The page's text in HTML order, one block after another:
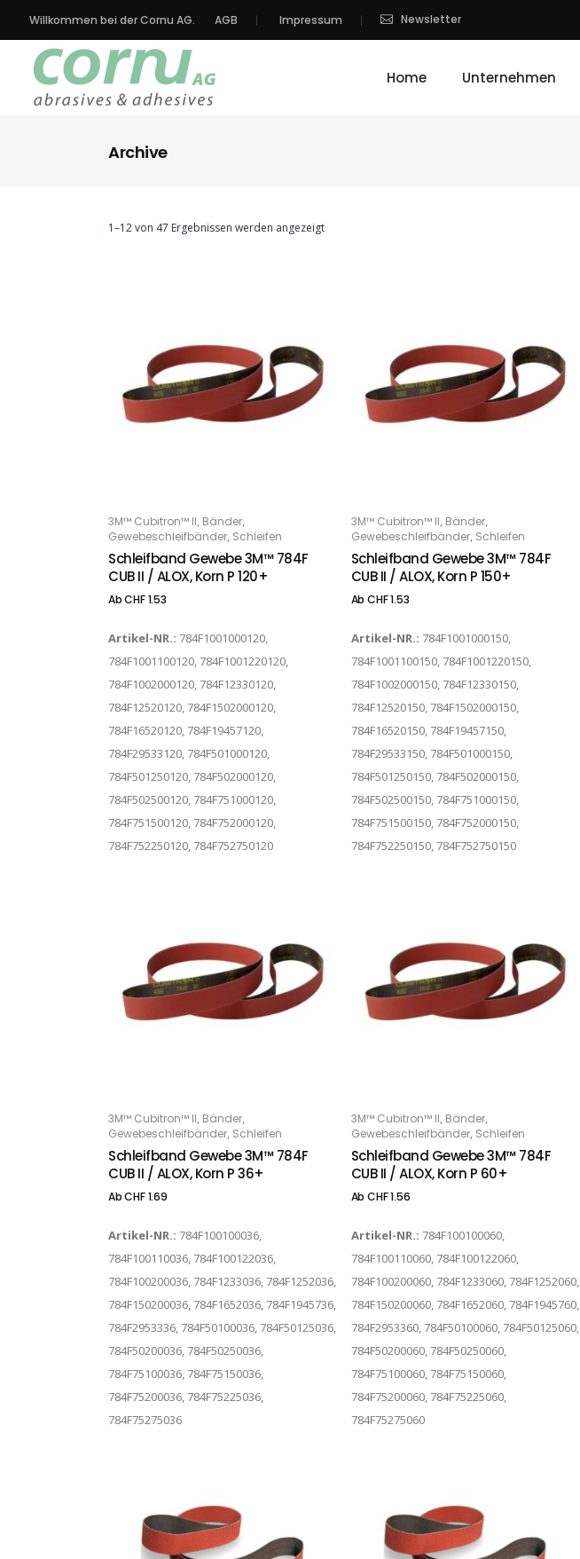
Willkommen bei der Cornu AG. AGB Impressum Newsletter
Home Unternehmen
Archive
1–12 von 47 Ergebnissen werden angezeigt
OPTIONS
3M™ Cubitron™ II Bänder
Gewebeschleifbänder Schleifen
Schleifband Gewebe 3M™ 784F
CUB II / ALOX, Korn P 120+
AbCHF1.53
Artikel-NR.: 784F1001000120,
784F1001100120, 784F1001220120,
784F1002000120, 784F12330120,
784F12520120, 784F1502000120,
784F16520120, 784F19457120,
784F29533120, 784F501000120,
784F501250120, 784F502000120,
784F502500120, 784F751000120,
784F751500120, 784F752000120,
784F752250120, 784F752750120
OPTIONS
3M™ Cubitron™ II Bänder,
Gewebeschleifbänder, Schleifen
Schleifband Gewebe 3M™ 784F
CUB II / ALOX, Korn P 150+
AbCHF1.53
Artikel-NR.: 784F1001000150,
784F1001100150, 784F1001220150,
784F1002000150, 784F12330150,
784F12520150, 784F1502000150,
784F16520150, 784F19457150,
784F29533150, 784F501000150,
784F501250150, 784F502000150,
784F502500150, 784F751000150,
784F751500150, 784F752000150,
784F752250150, 784F752750150
OPTIONS
3M™ Cubitron™ II, Bänder,
Gewebeschleifbänder, Schleifen
Schleifband Gewebe 3M™ 784F
CUB II / ALOX, Korn P 36+
AbCHF1.69
Artikel-NR.: 784F100100036,
784F100110036, 784F100122036,
784F100200036, 784F1233036, 784F1252036,
784F150200036, 784F1652036, 784F1945736,
784F2953336, 784F50100036, 784F50125036,
784F50200036, 784F50250036,
784F75100036, 784F75150036,
784F75200036, 784F75225036,
784F75275036
OPTIONS
3M™ Cubitron™ II, Bänder,
Gewebeschleifbänder, Schleifen
Schleifband Gewebe 3M™ 784F
CUB II / ALOX, Korn P 60+
AbCHF1.56
Artikel-NR.: 784F100100060,
784F100110060, 784F100122060,
784F100200060, 784F1233060, 784F1252060,
784F150200060, 784F1652060, 784F1945760,
784F2953360, 784F50100060, 784F50125060,
784F50200060, 784F50250060,
784F75100060, 784F75150060,
784F75200060, 784F75225060,
784F75275060